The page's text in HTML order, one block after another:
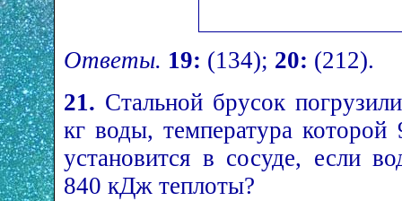
Ответы. 19: (134); 20: (212).
21. Стальной брусок
кг воды, температура
установится в сосуде, если
840 кДж теплоты?